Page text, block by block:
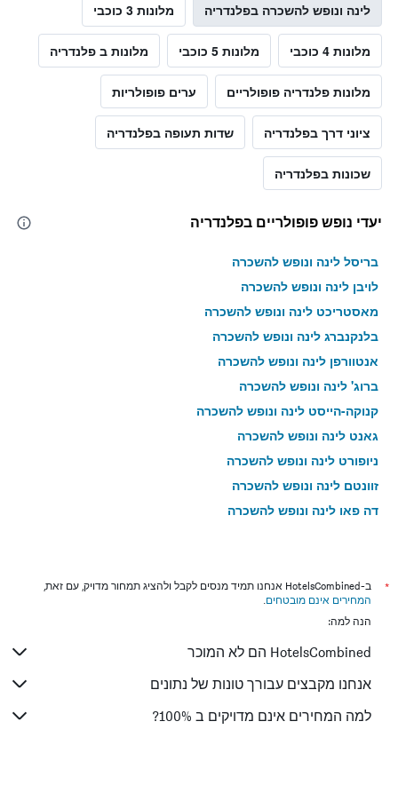
לינה ונופש להשכרה בפלנדריה מלונות 3 כוכבי
מלונות 4 כוכבי מלונות 5 כוכבי מלונות ב פלנדריה
מלונות פלנדריה פופולריים ערים פופולריות
ציוני דרך בפלנדריה שדות תעופה בפלנדריה
שכונות בפלנדריה
יעדי נופש פופולריים בפלנדריה
בריסל לינה ונופש להשכרה
לויבן לינה ונופש להשכרה
מאסטריכט לינה ונופש להשכרה
בלנקנברג לינה ונופש להשכרה
אנטוורפן לינה ונופש להשכרה
ברוג' לינה ונופש להשכרה
קנוקה-הייסט לינה ונופש להשכרה
גאנט לינה ונופש להשכרה
ניופורט לינה ונופש להשכרה
זוונטם לינה ונופש להשכרה
דה פאן לינה ונופש להשכרה
מידלקרק לינה ונופש להשכרה
ברדה לינה ונופש להשכרה
איפר לינה ונופש להשכרה
*
ב-HotelsCombined אנחנו תמיד מנסים לקבל ולהציג תמחור מדויק, עם זאת,
המחירים אינם מובטחים.
הנה למה:
HotelsCombined הם לא המוכר
אנחנו מקבצים עבורך טונות של נתונים
למה המחירים אינם מדויקים ב 100%?